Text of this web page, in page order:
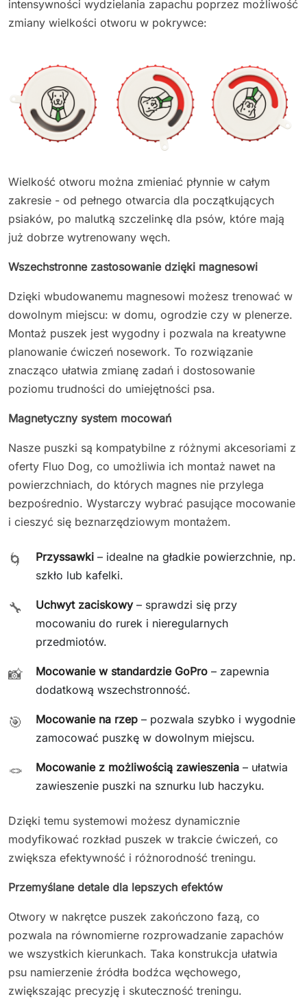
intensywności wydzielania zapachu poprzez możliwość
zmiany wielkości otworu w pokrywce:
Wielkość otworu można zmieniać płynnie w całym
zakresie - od pełnego otwarcia dla początkujących
psiaków, po malutką szczelinkę dla psów, które mają
już dobrze wytrenowany węch.
Wszechstronne zastosowanie dzięki magnesowi
Dzięki wbudowanemu magnesowi możesz trenować w
dowolnym miejscu: w domu, ogrodzie czy w plenerze.
Montaż puszek jest wygodny i pozwala na kreatywne
planowanie ćwiczeń nosework. To rozwiązanie
znacząco ułatwia zmianę zadań i dostosowanie
poziomu trudności do umiejętności psa.
Magnetyczny system mocowań
Nasze puszki są kompatybilne z różnymi akcesoriami z
oferty Fluo Dog, co umożliwia ich montaż nawet na
powierzchniach, do których magnes nie przylega
bezpośrednio. Wystarczy wybrać pasujące mocowanie
i cieszyć się beznarzędziowym montażem.
🌀 Przyssawki – idealne na gładkie powierzchnie, np.
szkło lub kafelki.
🔧 Uchwyt zaciskowy– sprawdzi się przy
mocowaniu do rurek i nieregularnych
przedmiotów.
📸 Mocowanie w standardzie GoPro – zapewnia
dodatkową wszechstronność.
🎯 Mocowanie na rzep – pozwala szybko i wygodnie
zamocować puszkę w dowolnym miejscu.
🪢 Mocowanie z możliwością zawieszenia – ułatwia
zawieszenie puszki na sznurku lub haczyku.
Dzięki temu systemowi możesz dynamicznie
modyfikować rozkład puszek w trakcie ćwiczeń, co
zwiększa efektywność i różnorodność treningu.
Przemyślane detale dla lepszych efektów
Otwory w nakrętce puszek zakończono fazą, co
pozwala na równomierne rozprowadzanie zapachów
we wszystkich kierunkach. Taka konstrukcja ułatwia
psu namierzenie źródła bodźca węchowego,
zwiększając precyzję i skuteczność treningu.